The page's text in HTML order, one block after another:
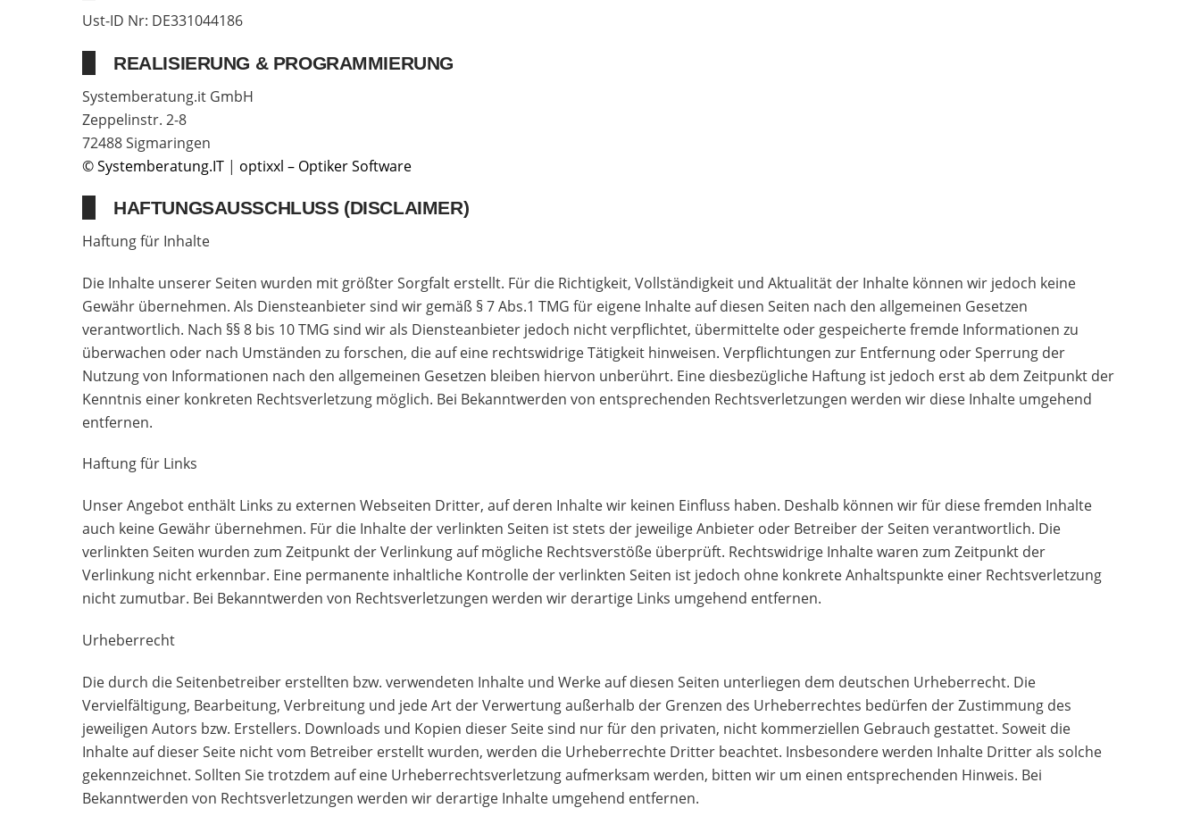
Ust-ID Nr: DE331044186
REALISIERUNG & PROGRAMMIERUNG
Systemberatung.it GmbH
Zeppelinstr. 2-8
72488 Sigmaringen
© Systemberatung.IT | optixxl – Optiker Software
HAFTUNGSAUSSCHLUSS (DISCLAIMER)
Haftung für Inhalte
Die Inhalte unserer Seiten wurden mit größter Sorgfalt erstellt. Für die Richtigkeit, Vollständigkeit und Aktualität der Inhalte können wir jedoch keine
Gewähr übernehmen. Als Diensteanbieter sind wir gemäß § 7 Abs.1 TMG für eigene Inhalte auf diesen Seiten nach den allgemeinen Gesetzen
verantwortlich. Nach §§ 8 bis 10 TMG sind wir als Diensteanbieter jedoch nicht verpflichtet, übermittelte oder gespeicherte fremde Informationen zu
überwachen oder nach Umständen zu forschen, die auf eine rechtswidrige Tätigkeit hinweisen. Verpflichtungen zur Entfernung oder Sperrung der
Nutzung von Informationen nach den allgemeinen Gesetzen bleiben hiervon unberührt. Eine diesbezügliche Haftung ist jedoch erst ab dem Zeitpunkt der
Kenntnis einer konkreten Rechtsverletzung möglich. Bei Bekanntwerden von entsprechenden Rechtsverletzungen werden wir diese Inhalte umgehend
entfernen.
Haftung für Links
Unser Angebot enthält Links zu externen Webseiten Dritter, auf deren Inhalte wir keinen Einfluss haben. Deshalb können wir für diese fremden Inhalte
auch keine Gewähr übernehmen. Für die Inhalte der verlinkten Seiten ist stets der jeweilige Anbieter oder Betreiber der Seiten verantwortlich. Die
verlinkten Seiten wurden zum Zeitpunkt der Verlinkung auf mögliche Rechtsverstöße überprüft. Rechtswidrige Inhalte waren zum Zeitpunkt der
Verlinkung nicht erkennbar. Eine permanente inhaltliche Kontrolle der verlinkten Seiten ist jedoch ohne konkrete Anhaltspunkte einer Rechtsverletzung
nicht zumutbar. Bei Bekanntwerden von Rechtsverletzungen werden wir derartige Links umgehend entfernen.
Urheberrecht
Die durch die Seitenbetreiber erstellten bzw. verwendeten Inhalte und Werke auf diesen Seiten unterliegen dem deutschen Urheberrecht. Die
Vervielfältigung, Bearbeitung, Verbreitung und jede Art der Verwertung außerhalb der Grenzen des Urheberrechtes bedürfen der Zustimmung des
jeweiligen Autors bzw. Erstellers. Downloads und Kopien dieser Seite sind nur für den privaten, nicht kommerziellen Gebrauch gestattet. Soweit die
Inhalte auf dieser Seite nicht vom Betreiber erstellt wurden, werden die Urheberrechte Dritter beachtet. Insbesondere werden Inhalte Dritter als solche
gekennzeichnet. Sollten Sie trotzdem auf eine Urheberrechtsverletzung aufmerksam werden, bitten wir um einen entsprechenden Hinweis. Bei
Bekanntwerden von Rechtsverletzungen werden wir derartige Inhalte umgehend entfernen.